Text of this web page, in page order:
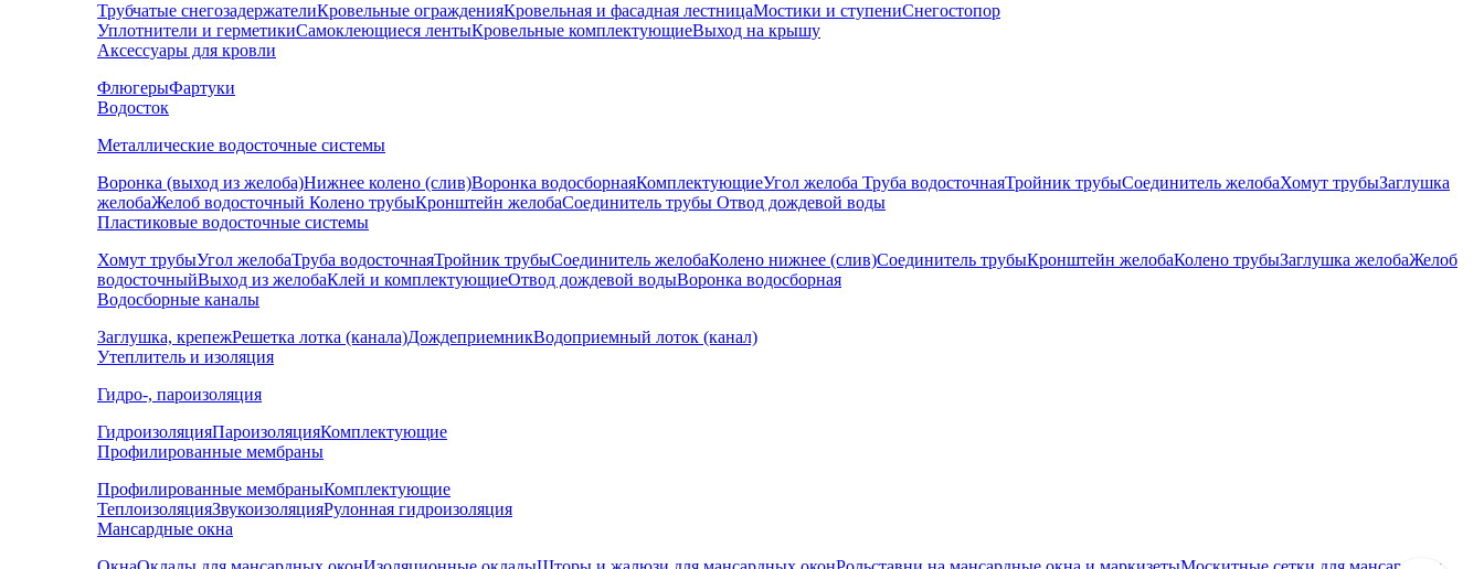
Трубчатые снегозадержателиКровельные огражденияКровельная и фасадная лестницаМостики и ступениСнегостопор
Уплотнители и герметикиСамоклеющиеся лентыКровельные комплектующиеВыход на крышу
Аксессуары для кровли
ФлюгерыФартуки
Водосток
Металлические водосточные системы
Воронка (выход из желоба)Нижнее колено (слив)Воронка водосборнаяКомплектующиеУгол желоба Труба водосточнаяТройник трубыСоединитель желобаХомут трубыЗаглушка
желобаЖелоб водосточный Колено трубыКронштейн желобаСоединитель трубы Отвод дождевой воды
Пластиковые водосточные системы
Хомут трубыУгол желобаТруба водосточнаяТройник трубыСоединитель желобаКолено нижнее (слив)Соединитель трубыКронштейн желобаКолено трубыЗаглушка желобаЖелоб
водосточныйВыход из желобаКлей и комплектующиеОтвод дождевой водыВоронка водосборная
Водосборные каналы
Заглушка, крепежРешетка лотка (канала)ДождеприемникВодоприемный лоток (канал)
Утеплитель и изоляция
Гидро-, пароизоляция
ГидроизоляцияПароизоляцияКомплектующие
Профилированные мембраны
Профилированные мембраныКомплектующие
ТеплоизоляцияЗвукоизоляцияРулонная гидроизоляция
Мансардные окна